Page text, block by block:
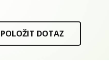
POLOŽIT DOTAZ